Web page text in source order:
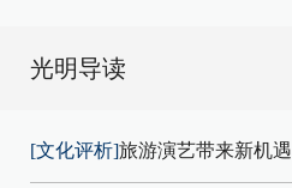
光明导读
[文化评析]旅游演艺带来新机遇